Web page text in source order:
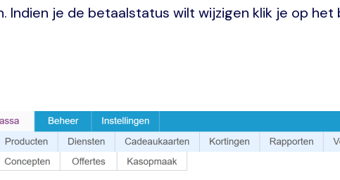
Indien je de betaalstatus wilt wijzigen klik je op